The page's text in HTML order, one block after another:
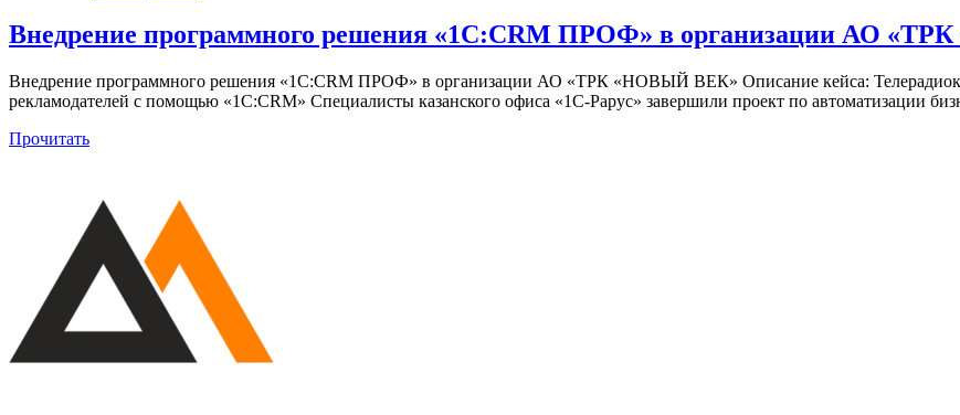
Внедрение программного решения «1С:CRM ПРОФ» в организации АО
Внедрение программного решения «1С:CRM ПРОФ» в организации АО «ТРК «НОВЫЙ ВЕК» Описание кейса:
рекламодателей с помощью «1С:CRM» Специалисты казанского офиса «1С-Рарус» завершили проект по автоматизации
Прочитать